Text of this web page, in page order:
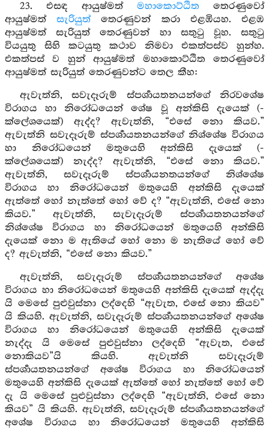
23. එසඳ ආයුෂ්මත් මහාකොට්ඨිත තෙරණුවෝ
ආයුෂ්මත්සැරියුත්තෙරණුවන් කරා එළඹියහ. එළඹ
ආයුෂ්මත් සැරියුත් තෙරණුවන් හා සතුටු වූහ. සතුටු
වියයුතු සිහි කටයුතු කථාව නිමවා එකත්පස්ව හුන්හ.
එකත්පස් ව හුන් ආයුෂ්මත් මහාකොට්ඨිත තෙරණුවෝ
ආයුෂ්මත් සැරියුත් තෙරණුවන්ට තෙල කීහ:
ඇවැත්නි, සවැදෑරුම් ස්පර්‍ශායතනයන්ගේ නිරවශේෂ
විරාගය හා නිරෝධයෙන් ශේෂ වූ අන්කිසි දැයෙක් (-
ක්ලේශයෙක්) ඇද්ද? ඇවැත්නි, “එසේ නො කියව.”
ඇවැත්නි සවැදෑරුම් ස්පර්‍ශායතනයන්ගේ නිශ්ශේෂ විරාගය
හා නිරෝධයෙන් මතුයෙහි අන්කිසි දැයෙක් (-
ක්ලේශයෙක්) නැද්ද? ඇවැත්නි, “එසේ නො කියව.”
ඇවැත්නි, සවැදෑරුම් ස්පර්‍ශායනතයන්ගේ නිශ්ශේෂ
විරාගය හා නිරෝධයෙන් මතුයෙහි අන්කිසි දැයෙක්
ඇත්තේ හෝ නැත්තේ හෝ වේ ද? “ඇවැත්නි, එසේ නො
කියව.” ඇවැත්නි, සැවැදෑරුම් ස්පර්‍ශායතනයන්ගේ
නිශ්ශේෂ විරාගය හා නිරෝධයෙන් මතුයෙහි අන්කිසි
දැයෙක් නො ම ඇතියේ හෝ නො ම නැතියේ හෝ වේ
ද? ඇවැත්නි, “එසේ නො කියව.”
ඇවැත්නි, සවැදෑරුම් ස්පර්‍ශායතනයන්ගේ අශේෂ
විරාගය හා නිරෝධයෙන් මතුයෙහි අන්කිසි දැයෙක් ඇද්දැ
යි මෙසේ පුළුවුස්නා ලද්දෙහි “ඇවැත, එසේ නො කියව”
යි කියහි. ඇවැත්නි, සවැදෑරුම් ස්පර්‍ශායතනයන්ගේ අශේෂ
විරාගය හා නිරෝධයෙන් මතුයෙහි අන්කිසි දැයෙක්
නැද්දැ යි මෙසේ පුළුවුස්නා ලද්දෙහි “ඇවැත, එසේ
නොකියව”යි කියහි. ඇවැත්නි සවැදෑරුම්
ස්පර්‍ශායතනයන්ගේ අශේෂ විරාගය හා නිරෝධයෙන්
මතුයෙහි අන්කිසි දැයෙක් ඇත්තේ හෝ නැත්තේ හෝ වේ
දැ යි මෙසේ පුළුවුස්නා ලද්දෙහි “ඇවැත්නි, එසේ නො
කියව” යි කියහි. ඇවැත්නි, සවැදෑරුම් ස්පර්‍ශායතනයන්ගේ
අශේෂ විරාගය හා නිරෝධයෙන් මතුයෙහි අන්කිසි